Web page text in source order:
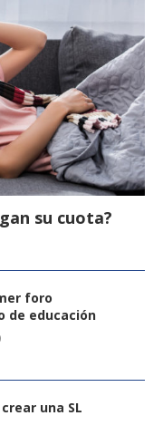
su cuota?
foro
de educación
una SL